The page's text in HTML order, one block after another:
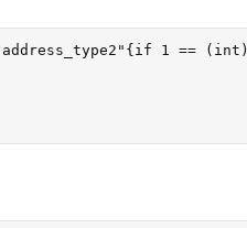
1 ==